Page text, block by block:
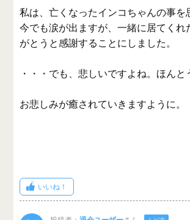
私は、亡くなったインコちゃんの事を
今でも涙が出ますが、一緒に居てくれ
がとうと感謝することにしました。
・・・でも、悲しいですよね。ほんと
お悲しみが癒されていきますように。
いいね！